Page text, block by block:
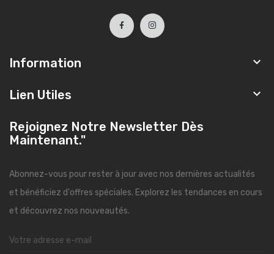
Information 
Lien Utiles 
Rejoignez Notre Newsletter Dès
Maintenant."
Abonnez-vous pour rester à jour avec nos dernières actualités
et bénéficiez d'offres spéciales. Explorez les tendances en cours
et découvrez nos nouveautés.